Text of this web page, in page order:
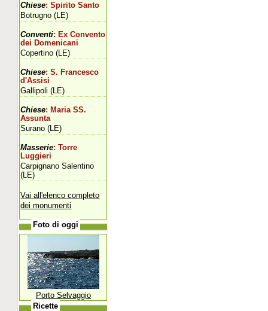
Chiese: Spirito Santo
Botrugno (LE)
Conventi: Ex Convento
dei Domenicani
Copertino (LE)
Chiese: S. Francesco
d'Assisi
Gallipoli (LE)
Chiese: Maria SS.
Assunta
Surano (LE)
Masserie: Torre
Luggieri
Carpignano Salentino
(LE)
Vai all'elenco completo
dei monumenti
Foto di oggi
Porto Selvaggio
Ricette